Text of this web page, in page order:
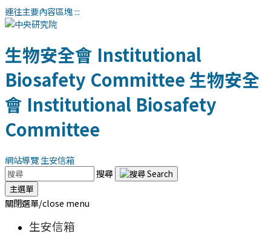
連往主要內容區塊:::
生物安全會 Institutional
Biosafety Committee生物安全
會 Institutional Biosafety
Committee
網站導覽生安信箱
搜尋
主選單
關閉選單/close menu
生安信箱